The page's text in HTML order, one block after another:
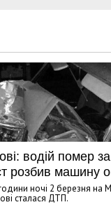
водій помер
розбив машину
ночі 2 березня на
сталася ДТП.